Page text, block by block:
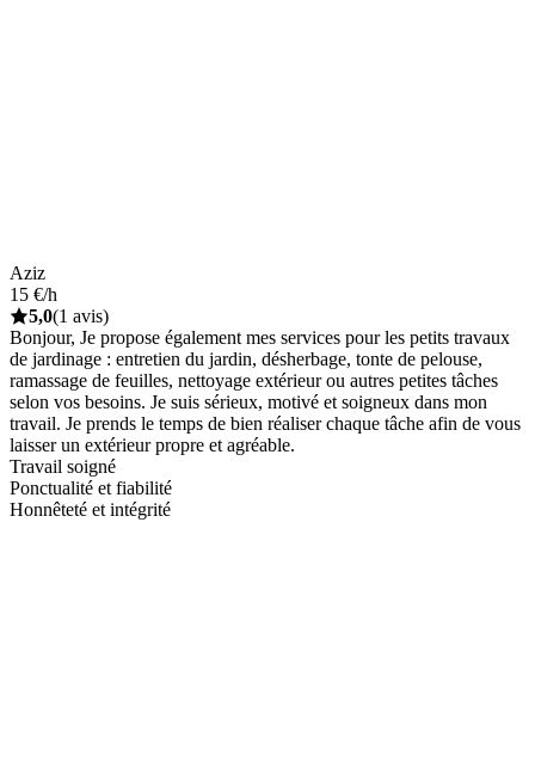
Aziz
15 €/h
5,0(1 avis)
Bonjour, Je propose également mes services pour les petits travaux
de jardinage : entretien du jardin, désherbage, tonte de pelouse,
ramassage de feuilles, nettoyage extérieur ou autres petites tâches
selon vos besoins. Je suis sérieux, motivé et soigneux dans mon
travail. Je prends le temps de bien réaliser chaque tâche afin de vous
laisser un extérieur propre et agréable.
Travail soigné
Ponctualité et fiabilité
Honnêteté et intégrité